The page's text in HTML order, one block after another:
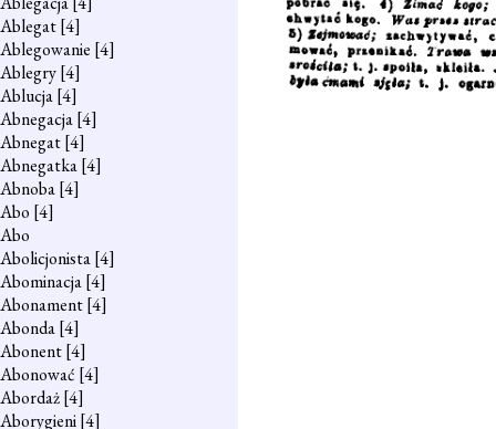
Ablegat[4]
Ablegowanie [4]
Ablegry[4]
Ablucja[4]
Abnegacja[4]
Abnegat[4]
Abnegatka[4]
Abnoba[4]
Abo [4]
Abo
Abolicjonista[4]
Abominacja[4]
Abonament[4]
Abonda[4]
Abonent[4]
Abonować [4]
Abordaż[4]
Aborygieni[4]